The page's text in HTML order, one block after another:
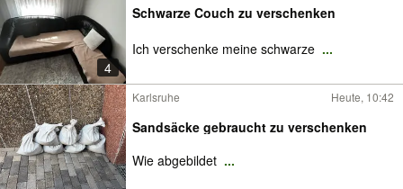
4
Schwarze Couch zu verschenken
Ich verschenke meine schwarze ...
Karlsruhe Heute, 10:42
Sandsäcke gebraucht zu verschenken
Wie abgebildet ...